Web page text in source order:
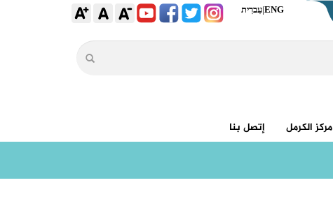
ENG
|עִברִית
مركز الكرمل إتصل بنا